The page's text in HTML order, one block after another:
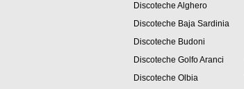
Discoteche Alghero
Discoteche Baja Sardinia
Discoteche Budoni
Discoteche Golfo Aranci
Discoteche Olbia